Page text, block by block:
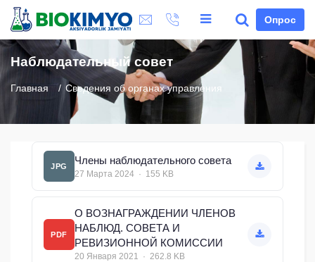
Опрос
Наблюдательный совет
Главная Сведения об органах управления
JPG
Члены наблюдательного совета
27 Марта 2024 · 155 KB
PDF
О ВОЗНАГРАЖДЕНИИ ЧЛЕНОВ
НАБЛЮД. СОВЕТА И
РЕВИЗИОННОЙ КОМИССИИ
20 Января 2021 · 262.8 KB